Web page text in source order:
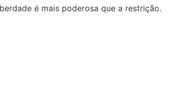
é mais poderosa que a restrição.